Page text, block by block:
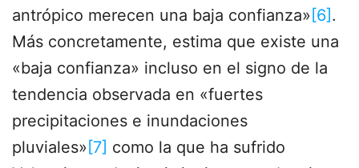
antrópico merecen una baja confianza» [6].
Más concretamente, estima que existe una
«baja confianza» incluso en el signo de la
tendencia observada en «fuertes
precipitaciones e inundaciones
pluviales» [7] como la que ha sufrido